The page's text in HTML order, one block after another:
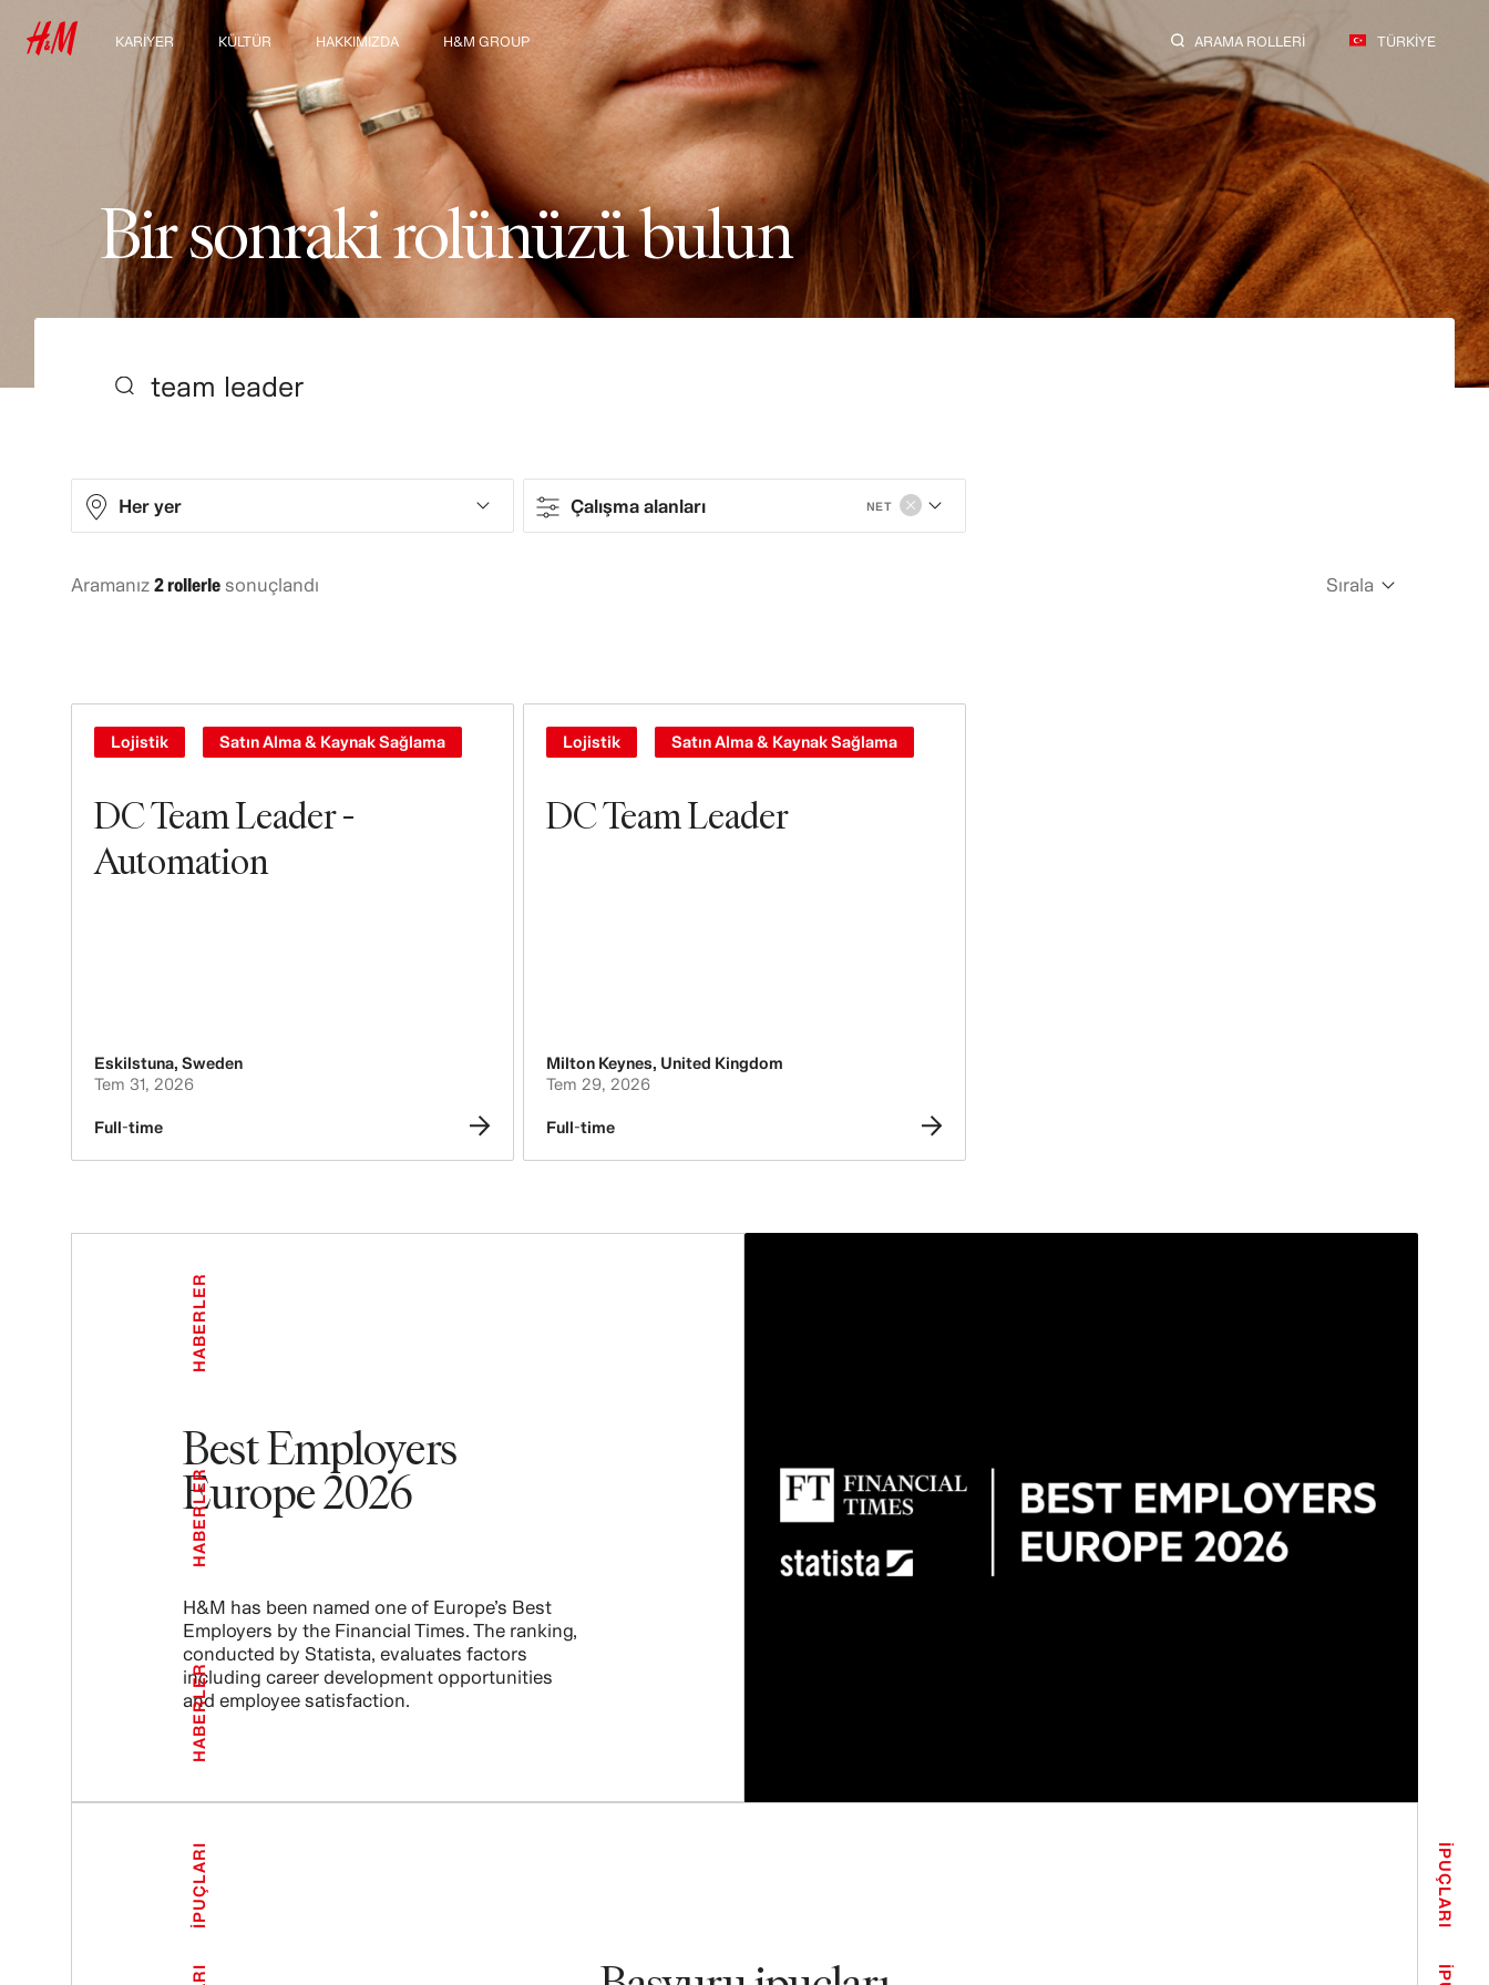
KARIYER
Çalışma alanlarımızı
keşfedin
Öğrenci & erken kariyer
KÜLTÜR
Kültürümüz & yan haklar
HAKKIMIZDA
Biz Kimiz
Sürdürülebilirlik
Kapsayıcılık & Çeşitlilik
H&M GROUP
Grubu Keşfedin
ARAMA ROLLERI TÜRKIYE
Birsonrakirolünüzübulun
Her yer Çalışma alanları NET
Satış Operasyonları
Aramanız 2 rollerle sonuçlandı Sırala
DC Team Leader -
Automation
Lojistik Satın Alma & Kaynak Sağlama
Eskilstuna, Sweden
Tem 31, 2026
Full-time
DC Team Leader
Lojistik Satın Alma & Kaynak Sağlama
Milton Keynes, United Kingdom
Tem 29, 2026
Full-time
Best Employers
Europe 2026
H&M has been named one of Europe’s Best
Employers by the Financial Times. The ranking,
conducted by Statista, evaluates factors
including career development opportunities
and employee satisfaction.
HABERLER
HABERLER
HABERLER
İPUÇLARI
İPUÇLARI